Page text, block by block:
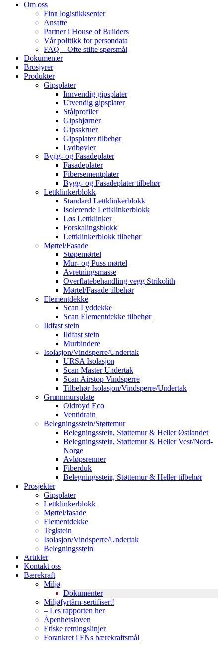
Om oss
Finn logistikksenter
Ansatte
Partner i House of Builders
Vår politikk for persondata
FAQ – Ofte stilte spørsmål
Dokumenter
Brosjyrer
Produkter
Gipsplater
Innvendig gipsplater
Utvendig gipsplater
Stålprofiler
Gipshjørner
Gipsskruer
Gipsplater tilbehør
Lydbøyler
Bygg- og Fasadeplater
Fasadeplater
Fibersementplater
Bygg- og Fasadeplater tilbehør
Lettklinkerblokk
Standard Lettklinkerblokk
Isolerende Lettklinkerblokk
Løs Lettklinker
Forskalingsblokk
Lettklinkerblokk tilbehør
Mørtel/Fasade
Støpemørtel
Mur- og Puss mørtel
Avretningsmasse
Overflatebehandling vegg Strikolith
Mørtel/Fasade tilbehør
Elementdekke
Scan Lyddekke
Scan Elementdekke tilbehør
Ildfast stein
Ildfast stein
Murbindere
Isolasjon/Vindsperre/Undertak
URSA Isolasjon
Scan Master Undertak
Scan Airstop Vindsperre
Tilbehør Isolasjon/Vindsperre/Undertak
Grunnmursplate
Oldroyd Eco
Ventidrain
Belegningsstein/Støttemur
Belegningsstein, Støttemur & Heller Østlandet
Belegningsstein, Støttemur & Heller Vest/Nord-
Norge
Avløpsrenner
Fiberduk
Belegningsstein, Støttemur & Heller tilbehør
Prosjekter
Gipsplater
Lettklinkerblokk
Mørtel/fasade
Elementdekke
Teglstein
Isolasjon/Vindsperre/Undertak
Belegningsstein
Artikler
Kontakt oss
Bærekraft
Miljø
Dokumenter
Miljøfyrtårn-sertifisert!
– Les rapporten her
Åpenhetsloven
Etiske retningslinjer
Forankret i FNs bærekraftsmål